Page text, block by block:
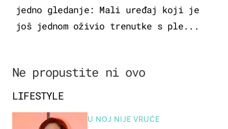
jedno gledanje: Mali uređaj koji je
još jednom oživio trenutke s ple...
Ne propustite ni ovo
LIFESTYLE
U NOJ NIJE VRUĆE